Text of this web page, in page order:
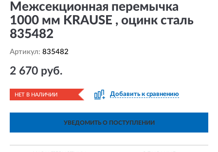
Межсекционная перемычка
1000 мм KRAUSE , оцинк сталь
835482
Артикул: 835482
2 670 руб.
НЕТ В НАЛИЧИИ Добавить к сравнению
УВЕДОМИТЬ О ПОСТУПЛЕНИИ